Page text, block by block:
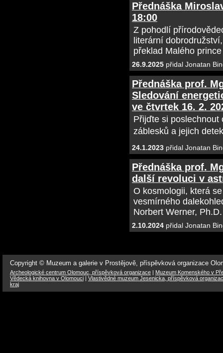
Přednáška
18:00
Z pohodlí
literární
překlad Malého
26.9.2025 přidal Jonatan
Přednáška prof.
Sledování
ve čtvrtek 16. 2.
Přijďte si poslechnout
záblesků a jejich
24.1.2023 přidal Jonatan
Přednáška prof.
další revoluci v
O kosmologii, která
vesmírného
Norbert Werner,
2.10.2024 přidal Jonatan
Copyright © Muzeum a galerie v Prostějově, příspěvková organizace
Archeologické centrum Olomouc, příspěvková organizace | Muzeum Komenského v
Vědecká knihovna v Olomouci | Vlastivědné muzeum Jesenicka, příspěvková
kraj